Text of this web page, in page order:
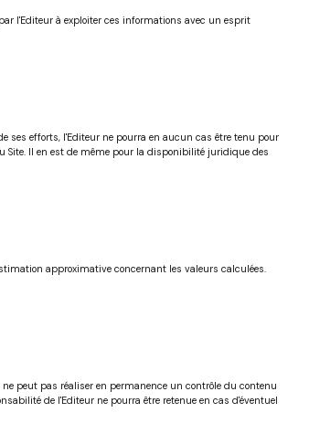
l'Editeur à exploiter ces informations avec un esprit
ses efforts, l'Editeur ne pourra en aucun cas être tenu pour
Site. Il en est de même pour la disponibilité juridique des
approximative concernant les valeurs calculées.
peut pas réaliser en permanence un contrôle du contenu
de l'Editeur ne pourra être retenue en cas d'éventuel